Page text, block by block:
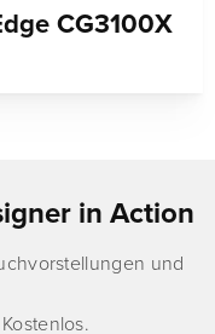
CG3100X
in Action
und